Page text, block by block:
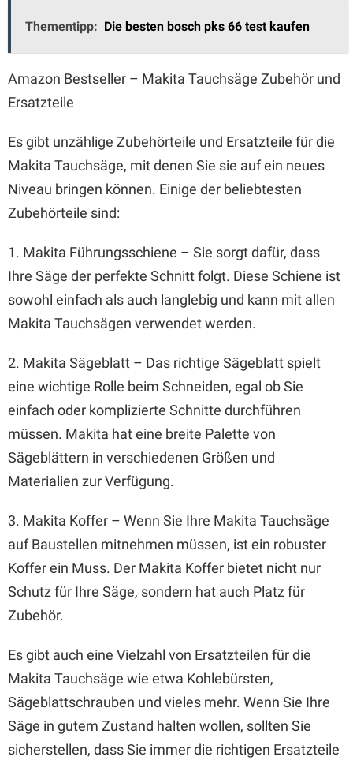
Thementipp: Die besten bosch pks 66 test kaufen
Amazon Bestseller – Makita Tauchsäge Zubehör und
Ersatzteile
Es gibt unzählige Zubehörteile und Ersatzteile für die
Makita Tauchsäge, mit denen Sie sie auf ein neues
Niveau bringen können. Einige der beliebtesten
Zubehörteile sind:
1. Makita Führungsschiene – Sie sorgt dafür, dass
Ihre Säge der perfekte Schnitt folgt. Diese Schiene ist
sowohl einfach als auch langlebig und kann mit allen
Makita Tauchsägen verwendet werden.
2. Makita Sägeblatt – Das richtige Sägeblatt spielt
eine wichtige Rolle beim Schneiden, egal ob Sie
einfach oder komplizierte Schnitte durchführen
müssen. Makita hat eine breite Palette von
Sägeblättern in verschiedenen Größen und
Materialien zur Verfügung.
3. Makita Koffer – Wenn Sie Ihre Makita Tauchsäge
auf Baustellen mitnehmen müssen, ist ein robuster
Koffer ein Muss. Der Makita Koffer bietet nicht nur
Schutz für Ihre Säge, sondern hat auch Platz für
Zubehör.
Es gibt auch eine Vielzahl von Ersatzteilen für die
Makita Tauchsäge wie etwa Kohlebürsten,
Sägeblattschrauben und vieles mehr. Wenn Sie Ihre
Säge in gutem Zustand halten wollen, sollten Sie
sicherstellen, dass Sie immer die richtigen Ersatzteile